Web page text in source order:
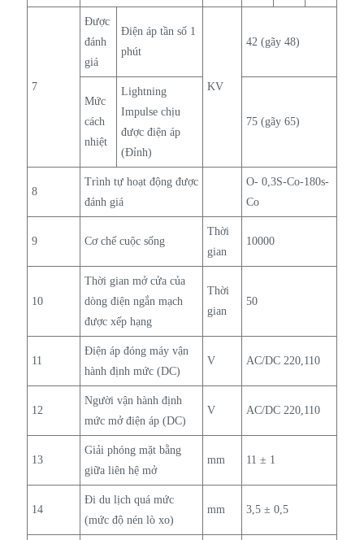
7
Được
đánh
giá
Điện áp tần số 1
phút
KV
42 (gãy 48)
Mức
cách
nhiệt
Lightning
Impulse chịu
được điện áp
(Đỉnh)
75 (gãy 65)
8
Trình tự hoạt động được
đánh giá
O- 0,3S-Co-180s-
Co
9 Cơ chế cuộc sống
Thời
gian
10000
10
Thời gian mở cửa của
dòng điện ngắn mạch
được xếp hạng
Thời
gian
50
11
Điện áp đóng máy vận
hành định mức (DC)
V AC/DC 220,110
12
Người vận hành định
mức mở điện áp (DC)
V AC/DC 220,110
13
Giải phóng mặt bằng
giữa liên hệ mở
mm 11 ± 1
14
Đi du lịch quá mức
(mức độ nén lò xo)
mm 3,5 ± 0,5